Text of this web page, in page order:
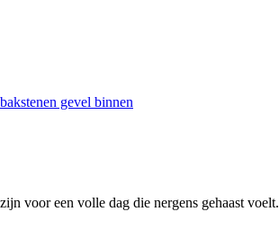
voor een volle dag die nergens gehaast voelt.